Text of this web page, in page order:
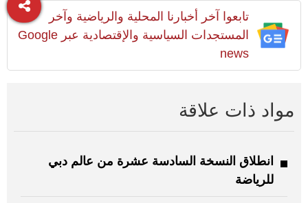
تابعوا آخر أخبارنا المحلية والرياضية وآخر
المستجدات السياسية والإقتصادية عبر Google
news
مواد ذات علاقة
انطلاق النسخة السادسة عشرة من عالم دبي
للرياضة